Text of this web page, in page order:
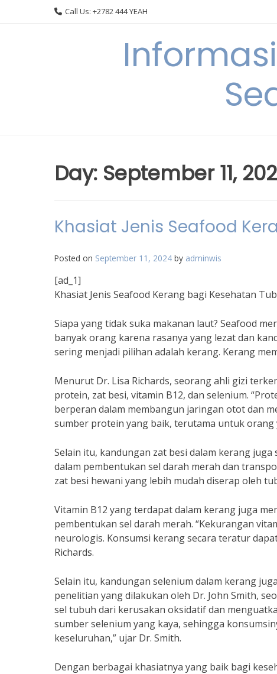
Call Us: +2782 444 YEAH
Day: September 11,
Khasiat Jenis Seafood
Posted on September 11, 2024 by adminwis
[ad_1]
Khasiat Jenis Seafood Kerang bagi Kesehatan
Siapa yang tidak suka makanan laut? Seafood
banyak orang karena rasanya yang lezat dan
sering menjadi pilihan adalah kerang. Kerang
Menurut Dr. Lisa Richards, seorang ahli gizi
protein, zat besi, vitamin B12, dan selenium.
berperan dalam membangun jaringan otot dan
sumber protein yang baik, terutama untuk orang
Selain itu, kandungan zat besi dalam kerang
dalam pembentukan sel darah merah dan
zat besi hewani yang lebih mudah diserap oleh
Vitamin B12 yang terdapat dalam kerang juga
pembentukan sel darah merah. “Kekurangan
neurologis. Konsumsi kerang secara teratur
Richards.
Selain itu, kandungan selenium dalam kerang
penelitian yang dilakukan oleh Dr. John Smith,
sel tubuh dari kerusakan oksidatif dan
sumber selenium yang kaya, sehingga
keseluruhan,” ujar Dr. Smith.
Dengan berbagai khasiatnya yang baik bagi